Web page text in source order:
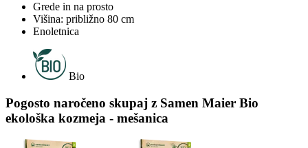
Grede in na prosto
Višina: približno 80 cm
Enoletnica
Bio
Pogosto naročeno skupaj z Samen Maier Bio
ekološka kozmeja - mešanica